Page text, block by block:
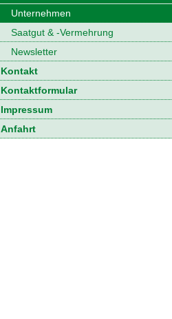
Unternehmen
Saatgut & -Vermehrung
Newsletter
Kontakt
Kontaktformular
Impressum
Anfahrt